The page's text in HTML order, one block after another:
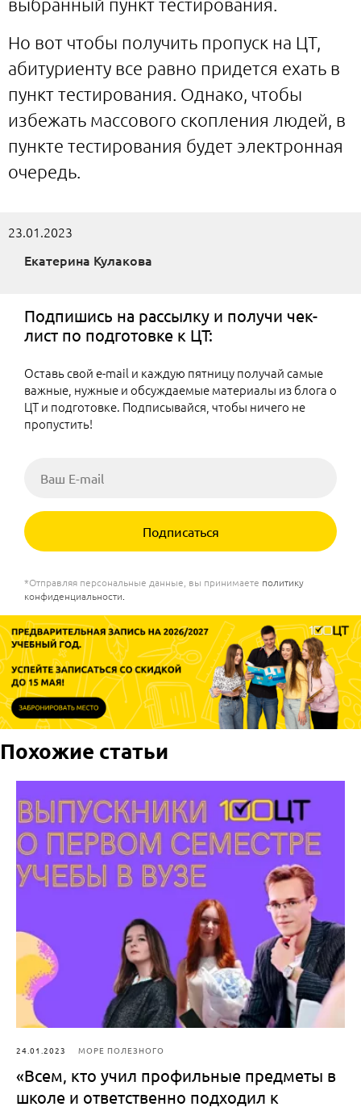
Но вот чтобы получить пропуск на ЦТ,
абитуриенту все равно придется ехать в
пункт тестирования. Однако, чтобы
избежать массового скопления людей, в
пункте тестирования будет электронная
очередь.
23.01.2023
Екатерина Кулакова
Подпишись на рассылку и получи чек-
лист по подготовке к ЦТ:
Оставь свой e-mail и каждую пятницу получай самые
важные, нужные и обсуждаемые материалы из блога о
ЦТ и подготовке. Подписывайся, чтобы ничего не
пропустить!
Подписаться
*Отправляя персональные данные, вы принимаете политику
конфиденциальности
Похожие статьи
24.01.2023 МОРЕ ПОЛЕЗНОГО
«Всем, кто учил профильные предметы в
школе и ответственно подходил к